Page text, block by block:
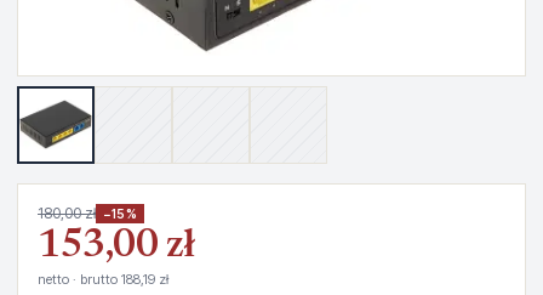
180,00 zł −15%
153,00 zł
netto · brutto 188,19 zł